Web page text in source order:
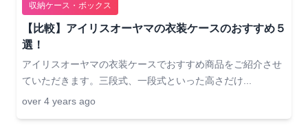
収納ケース・ボックス
【比較】アイリスオーヤマの衣装ケースのおすすめ５
選！
アイリスオーヤマの衣装ケースでおすすめ商品をご紹介させ
ていただきます。三段式、一段式といった高さだけ...
over 4 years ago